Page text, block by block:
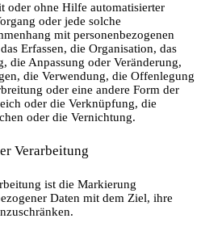
oder ohne Hilfe automatisierter
oder jede solche
mit personenbezogenen
Erfassen, die Organisation, das
die Anpassung oder Veränderung,
die Verwendung, die Offenlegung
oder eine andere Form der
oder die Verknüpfung, die
oder die Vernichtung.
Verarbeitung
ist die Markierung
Daten mit dem Ziel, ihre